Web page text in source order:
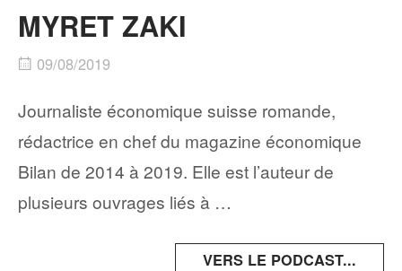
MYRET ZAKI
09/08/2019
Journaliste économique suisse romande,
rédactrice en chef du magazine économique
Bilan de 2014 à 2019. Elle est l’auteur de
plusieurs ouvrages liés à …
VERS LE PODCAST...